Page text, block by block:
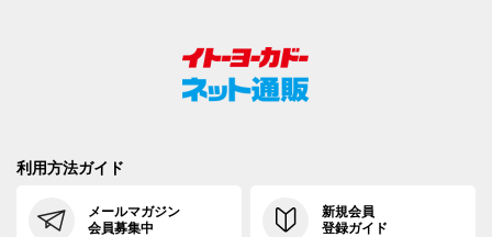
利用方法ガイド
メールマガジン
会員募集中
新規会員
登録ガイド